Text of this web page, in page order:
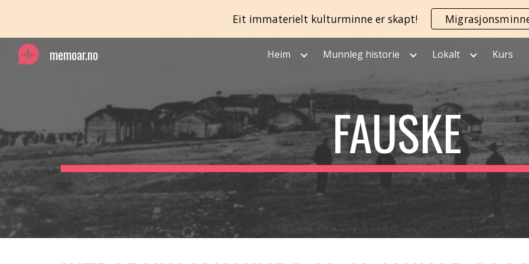
Skip to main content Skip to
Eit immaterielt kulturminne er skapt!
memoar.no Heim Munnleg historie Lokalt Kurs
FAUSKE